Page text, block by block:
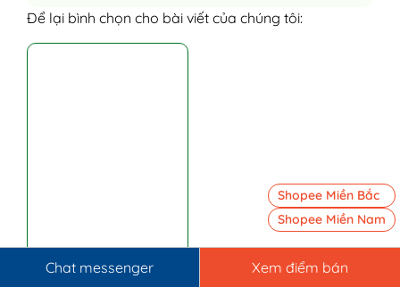
Để lại bình chọn cho bài viết của chúng tôi:
5/5 - (1 bình chọn)
Chat messenger Xem điểm bán
Shopee Miền Bắc
Shopee Miền Nam